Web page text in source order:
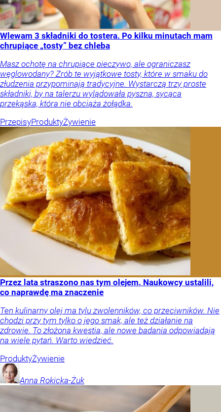
Wlewam 3 składniki do tostera. Po kilku minutach mam
chrupiące „tosty” bez chleba
Masz ochotę na chrupiące pieczywo, ale ograniczasz
węglowodany? Zrób te wyjątkowe tosty, które w smaku do
złudzenia przypominają tradycyjne. Wystarczą trzy proste
składniki, by na talerzu wylądowała pyszna, sycąca
przekąska, która nie obciąża żołądka.
PrzepisyProduktyŻywienie
Przez lata straszono nas tym olejem. Naukowcy ustalili,
co naprawdę ma znaczenie
Ten kulinarny olej ma tylu zwolenników, co przeciwników. Nie
chodzi przy tym tylko o jego smak, ale też działanie na
zdrowie. To złożona kwestia, ale nowe badania odpowiadają
na wiele pytań. Warto wiedzieć.
ProduktyŻywienie
Anna Rokicka-Żuk